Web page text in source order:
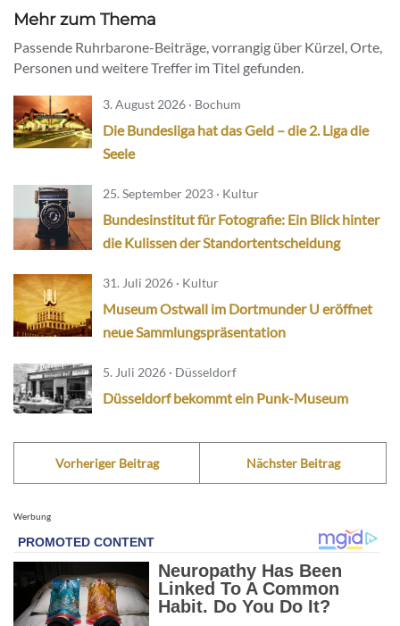
Mehr zum Thema
Passende Ruhrbarone-Beiträge, vorrangig über Kürzel, Orte,
Personen und weitere Treffer im Titel gefunden.
3. August 2026 · Bochum
Die Bundesliga hat das Geld – die 2. Liga die
Seele
25. September 2023 · Kultur
Bundesinstitut für Fotografie: Ein Blick hinter
die Kulissen der Standortentscheidung
31. Juli 2026 · Kultur
Museum Ostwall im Dortmunder U eröffnet
neue Sammlungspräsentation
5. Juli 2026 · Düsseldorf
Düsseldorf bekommt ein Punk-Museum
Vorheriger Beitrag Nächster Beitrag
Werbung